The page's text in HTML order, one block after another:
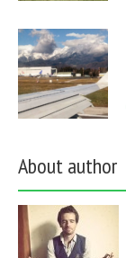
About author